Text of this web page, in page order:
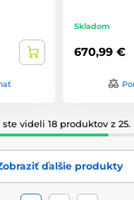
Skladom
670,99 €
ste videli 18 produktov z 25.
ďalšie produkty